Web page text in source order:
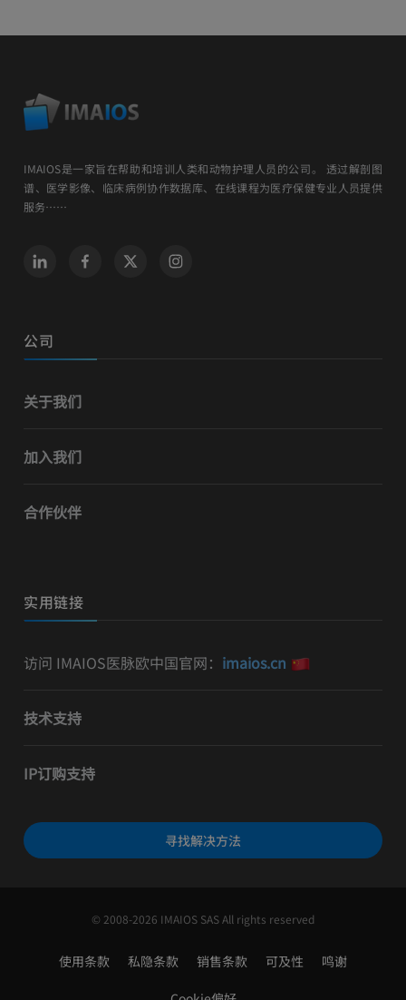
IMAIOS是一家旨在帮助和培训人类和动物护理人员的公司。 透过解剖图
谱、医学影像、临床病例协作数据库、在线课程为医疗保健专业人员提供
服务……
公司
关于我们
加入我们
合作伙伴
实用链接
访问 IMAIOS医脉欧中国官网： imaios.cn
技术支持
IP订购支持
寻找解决方法
© 2008-2026 IMAIOS SAS All rights reserved
使用条款 私隐条款 销售条款 可及性 鸣谢